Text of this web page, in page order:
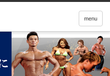
menu